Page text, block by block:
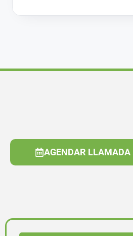
AGENDAR LLAMADA